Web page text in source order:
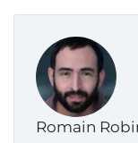
Romain